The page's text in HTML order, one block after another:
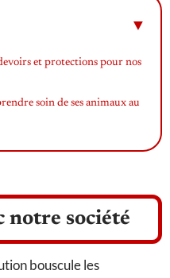
et protections pour nos
soin de ses animaux au
notre société
bouscule les